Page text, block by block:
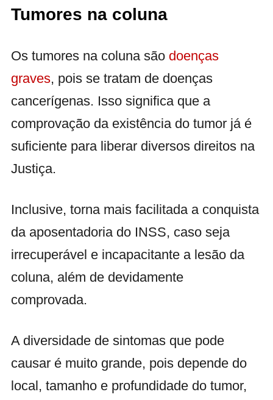
Tumores na coluna
Os tumores na coluna são doenças
graves, pois se tratam de doenças
cancerígenas. Isso significa que a
comprovação da existência do tumor já é
suficiente para liberar diversos direitos na
Justiça.
Inclusive, torna mais facilitada a conquista
da aposentadoria do INSS, caso seja
irrecuperável e incapacitante a lesão da
coluna, além de devidamente
comprovada.
A diversidade de sintomas que pode
causar é muito grande, pois depende do
local, tamanho e profundidade do tumor,